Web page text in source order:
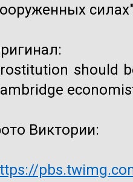
should
Виктории: